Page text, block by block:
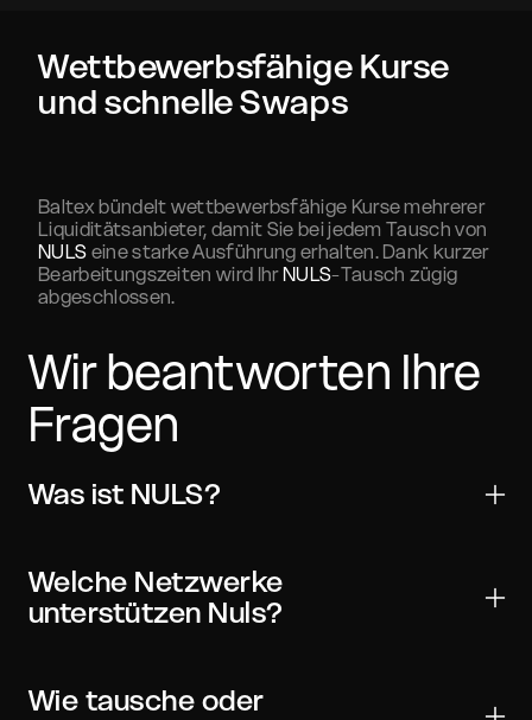
Wettbewerbsfähige Kurse
und schnelle Swaps
Baltex bündelt wettbewerbsfähige Kurse mehrerer
Liquiditätsanbieter, damit Sie bei jedem Tausch von
NULS eine starke Ausführung erhalten. Dank kurzer
Bearbeitungszeiten wird IhrNULS-Tausch zügig
abgeschlossen.
Wir beantworten Ihre
Fragen
Was ist NULS?
und Web3-Anwendungen. Es wird von vielen wichtigen
Wallets und Börsen unterstützt und kann mit On-
Chain-Verifizierung weltweit versendet werden.
Welche Netzwerke
unterstützen Nuls?
verfügbar sein. Wählen Sie in Ihrer Wallet und im
Widget stets das richtige Netzwerk und
Wie tausche oder